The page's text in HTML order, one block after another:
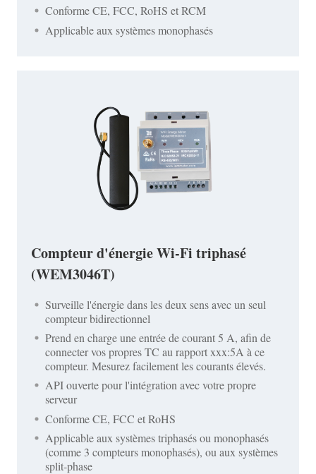
Conforme CE, FCC, RoHS et RCM
Applicable aux systèmes monophasés
Compteur d'énergie Wi-Fi triphasé
(WEM3046T)
Surveille l'énergie dans les deux sens avec un seul
compteur bidirectionnel
Prend en charge une entrée de courant 5 A, afin de
connecter vos propres TC au rapport xxx:5A à ce
compteur. Mesurez facilement les courants élevés.
API ouverte pour l'intégration avec votre propre
serveur
Conforme CE, FCC et RoHS
Applicable aux systèmes triphasés ou monophasés
(comme 3 compteurs monophasés), ou aux systèmes
split-phase